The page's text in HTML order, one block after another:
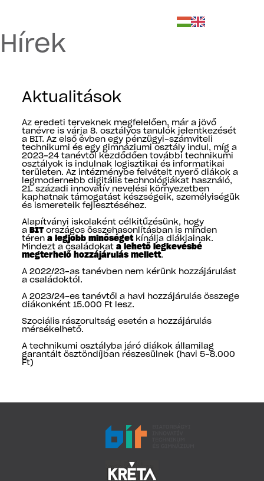
Hírek
Aktualitások
Az eredeti terveknek megfelelően, már a jövő
tanévre is várja 8. osztályos tanulók jelentkezését
a BIT. Az első évben egy pénzügyi-számviteli
technikumi és egy gimnáziumi osztály indul, míg a
2023-24 tanévtől kezdődően további technikumi
osztályok is indulnak logisztikai és informatikai
területen. Az intézménybe felvételt nyerő diákok a
legmodernebb digitális technológiákat használó,
21. századi innovatív nevelési környezetben
kaphatnak támogatást készségeik, személyiségük
és ismereteik fejlesztéséhez.
Alapítványi iskolaként célkitűzésünk, hogy
a BITországos összehasonlításban is minden
téren a legjobb minőségetkínálja diákjainak.
Mindezt a családokat a lehető legkevésbé
megterhelő hozzájárulás mellett.
A 2022/23-as tanévben nem kérünk hozzájárulást
a családoktól.
A 2023/24-es tanévtől a havi hozzájárulás összege
diákonként 15.000 Ft lesz.
Szociális rászorultság esetén a hozzájárulás
mérsékelhető.
A technikumi osztályba járó diákok államilag
garantált ösztöndíjban részesülnek (havi 5-8.000
Ft)